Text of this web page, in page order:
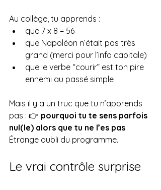
Au collège, tu apprends :
que 7 x 8 = 56
que Napoléon n’était pas très
grand (merci pour l’info capitale)
que le verbe “courir” est ton pire
ennemi au passé simple
Mais il y a un truc que tu n’apprends
pas : 👉 pourquoi tu te sens parfois
nul(le) alors que tu ne l’es pas
Étrange oubli du programme.
Le vrai contrôle surprise